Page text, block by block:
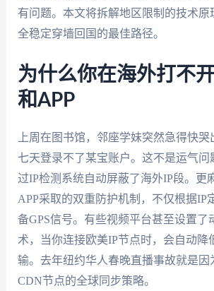
有问题。本文将拆解地区限制的技术原
全稳定穿墙回国的最佳路径。
为什么你在海外打不
和APP
上周在图书馆，邻座学妹突然急得快
七天登录不了某宝账户。这不是运气问
过IP检测系统自动屏蔽了海外IP段。更
APP采取的双重防护机制，不仅根据IP
备GPS信号。有些视频平台甚至设置了
术，当你连接欧美IP节点时，会自动降
输。去年纽约华人春晚直播事故就是因
CDN节点的全球同步策略。